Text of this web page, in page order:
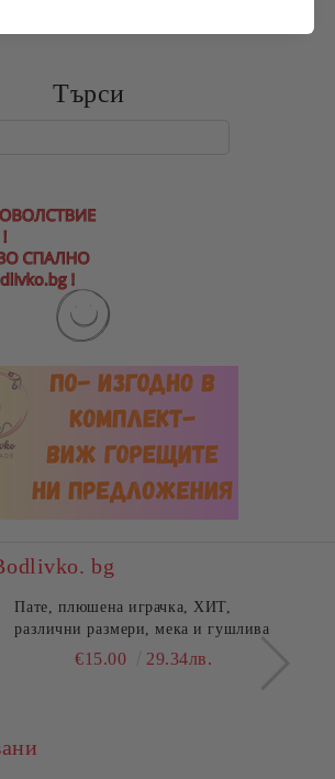
Търси
bg
Пате, плюшена играчка, ХИТ,
различни размери, мека и гушлива
€15.00 29.34лв.